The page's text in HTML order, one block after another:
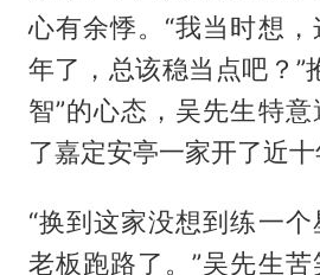
心有余悸。“我当时想
年了，总该稳当点吧？”
智”的心态，吴先生特
了嘉定安亭一家开了近十
“换到这家没想到练一
老板跑路了。”吴先生